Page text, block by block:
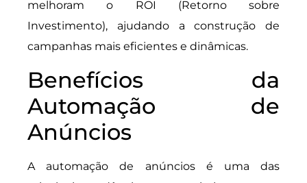
melhoram o ROI (Retorno sobre
Investimento), ajudando a construção de
campanhas mais eficientes e dinâmicas.
Benefícios da
Automação de
Anúncios
A automação de anúncios é uma das